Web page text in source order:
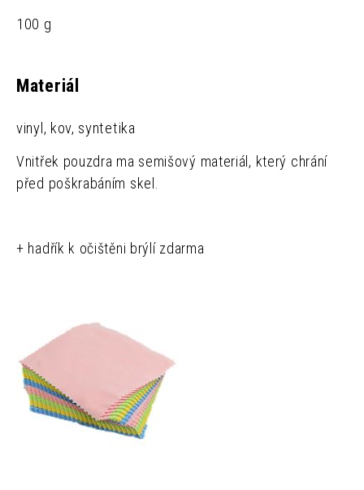
100 g
Materiál
vinyl, kov, syntetika
Vnitřek pouzdra ma semišový materiál, který chrání
před poškrabáním skel.
+ hadřík k očištěni brýlí zdarma